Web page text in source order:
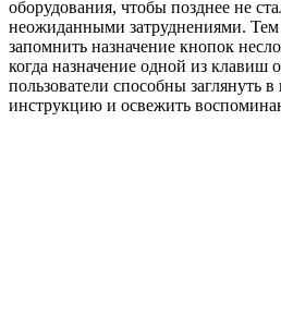
оборудования, чтобы позднее не
неожиданными затруднениями. Тем
запомнить назначение кнопок
когда назначение одной из клавиш
пользователи способны заглянуть
инструкцию и освежить